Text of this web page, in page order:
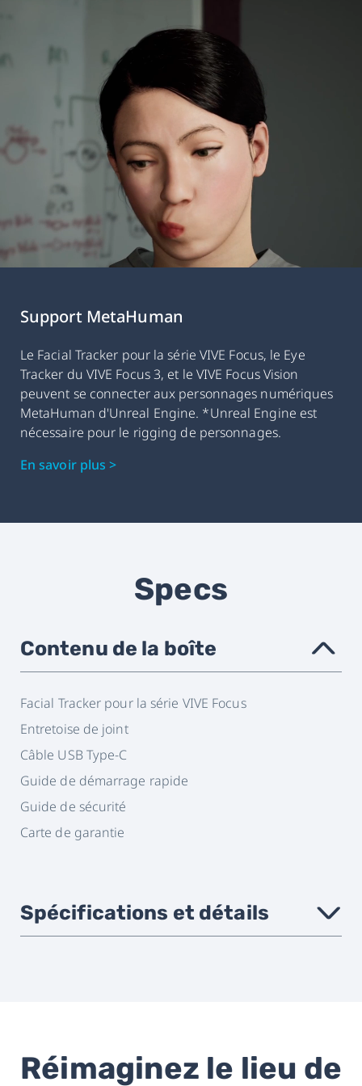
Support MetaHuman
Le Facial Tracker pour la série VIVE Focus, le Eye
Tracker du VIVE Focus 3, et le VIVE Focus Vision
peuvent se connecter aux personnages numériques
MetaHuman d'Unreal Engine. *Unreal Engine est
nécessaire pour le rigging de personnages.
En savoir plus >
Specs
Contenu de la boîte ›
Facial Tracker pour la série VIVE Focus
Entretoise de joint
Câble USB Type-C
Guide de démarrage rapide
Guide de sécurité
Carte de garantie
Spécifications et détails ›
casques
Réimaginez le lieu de